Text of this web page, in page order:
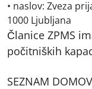
• naslov: Zveza
1000 Ljubljana
Članice ZPMS
počitniških
SEZNAM